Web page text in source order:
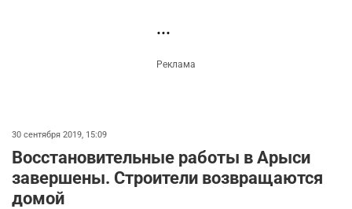
30 сентября 2019, 15:09
Восстановительные работы в Арыси
завершены. Строители возвращаются
домой